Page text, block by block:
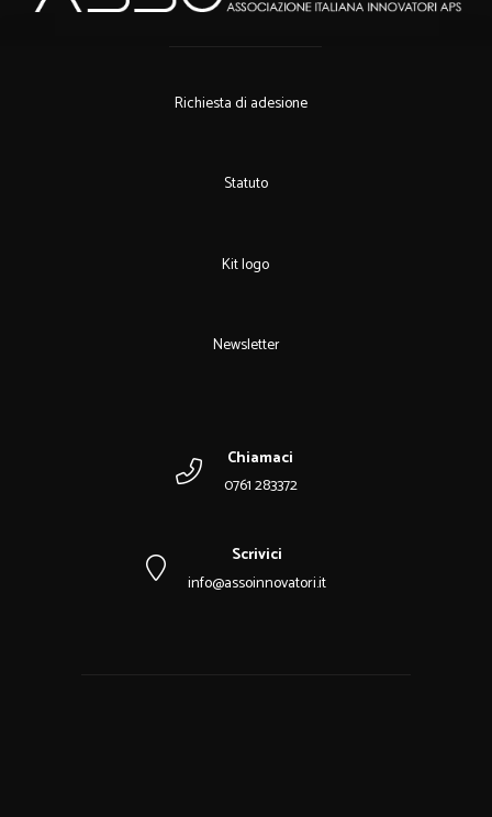
Richiesta di adesione
Statuto
Kit logo
Newsletter
Chiamaci
0761 283372
Scrivici
info@assoinnovatori.it